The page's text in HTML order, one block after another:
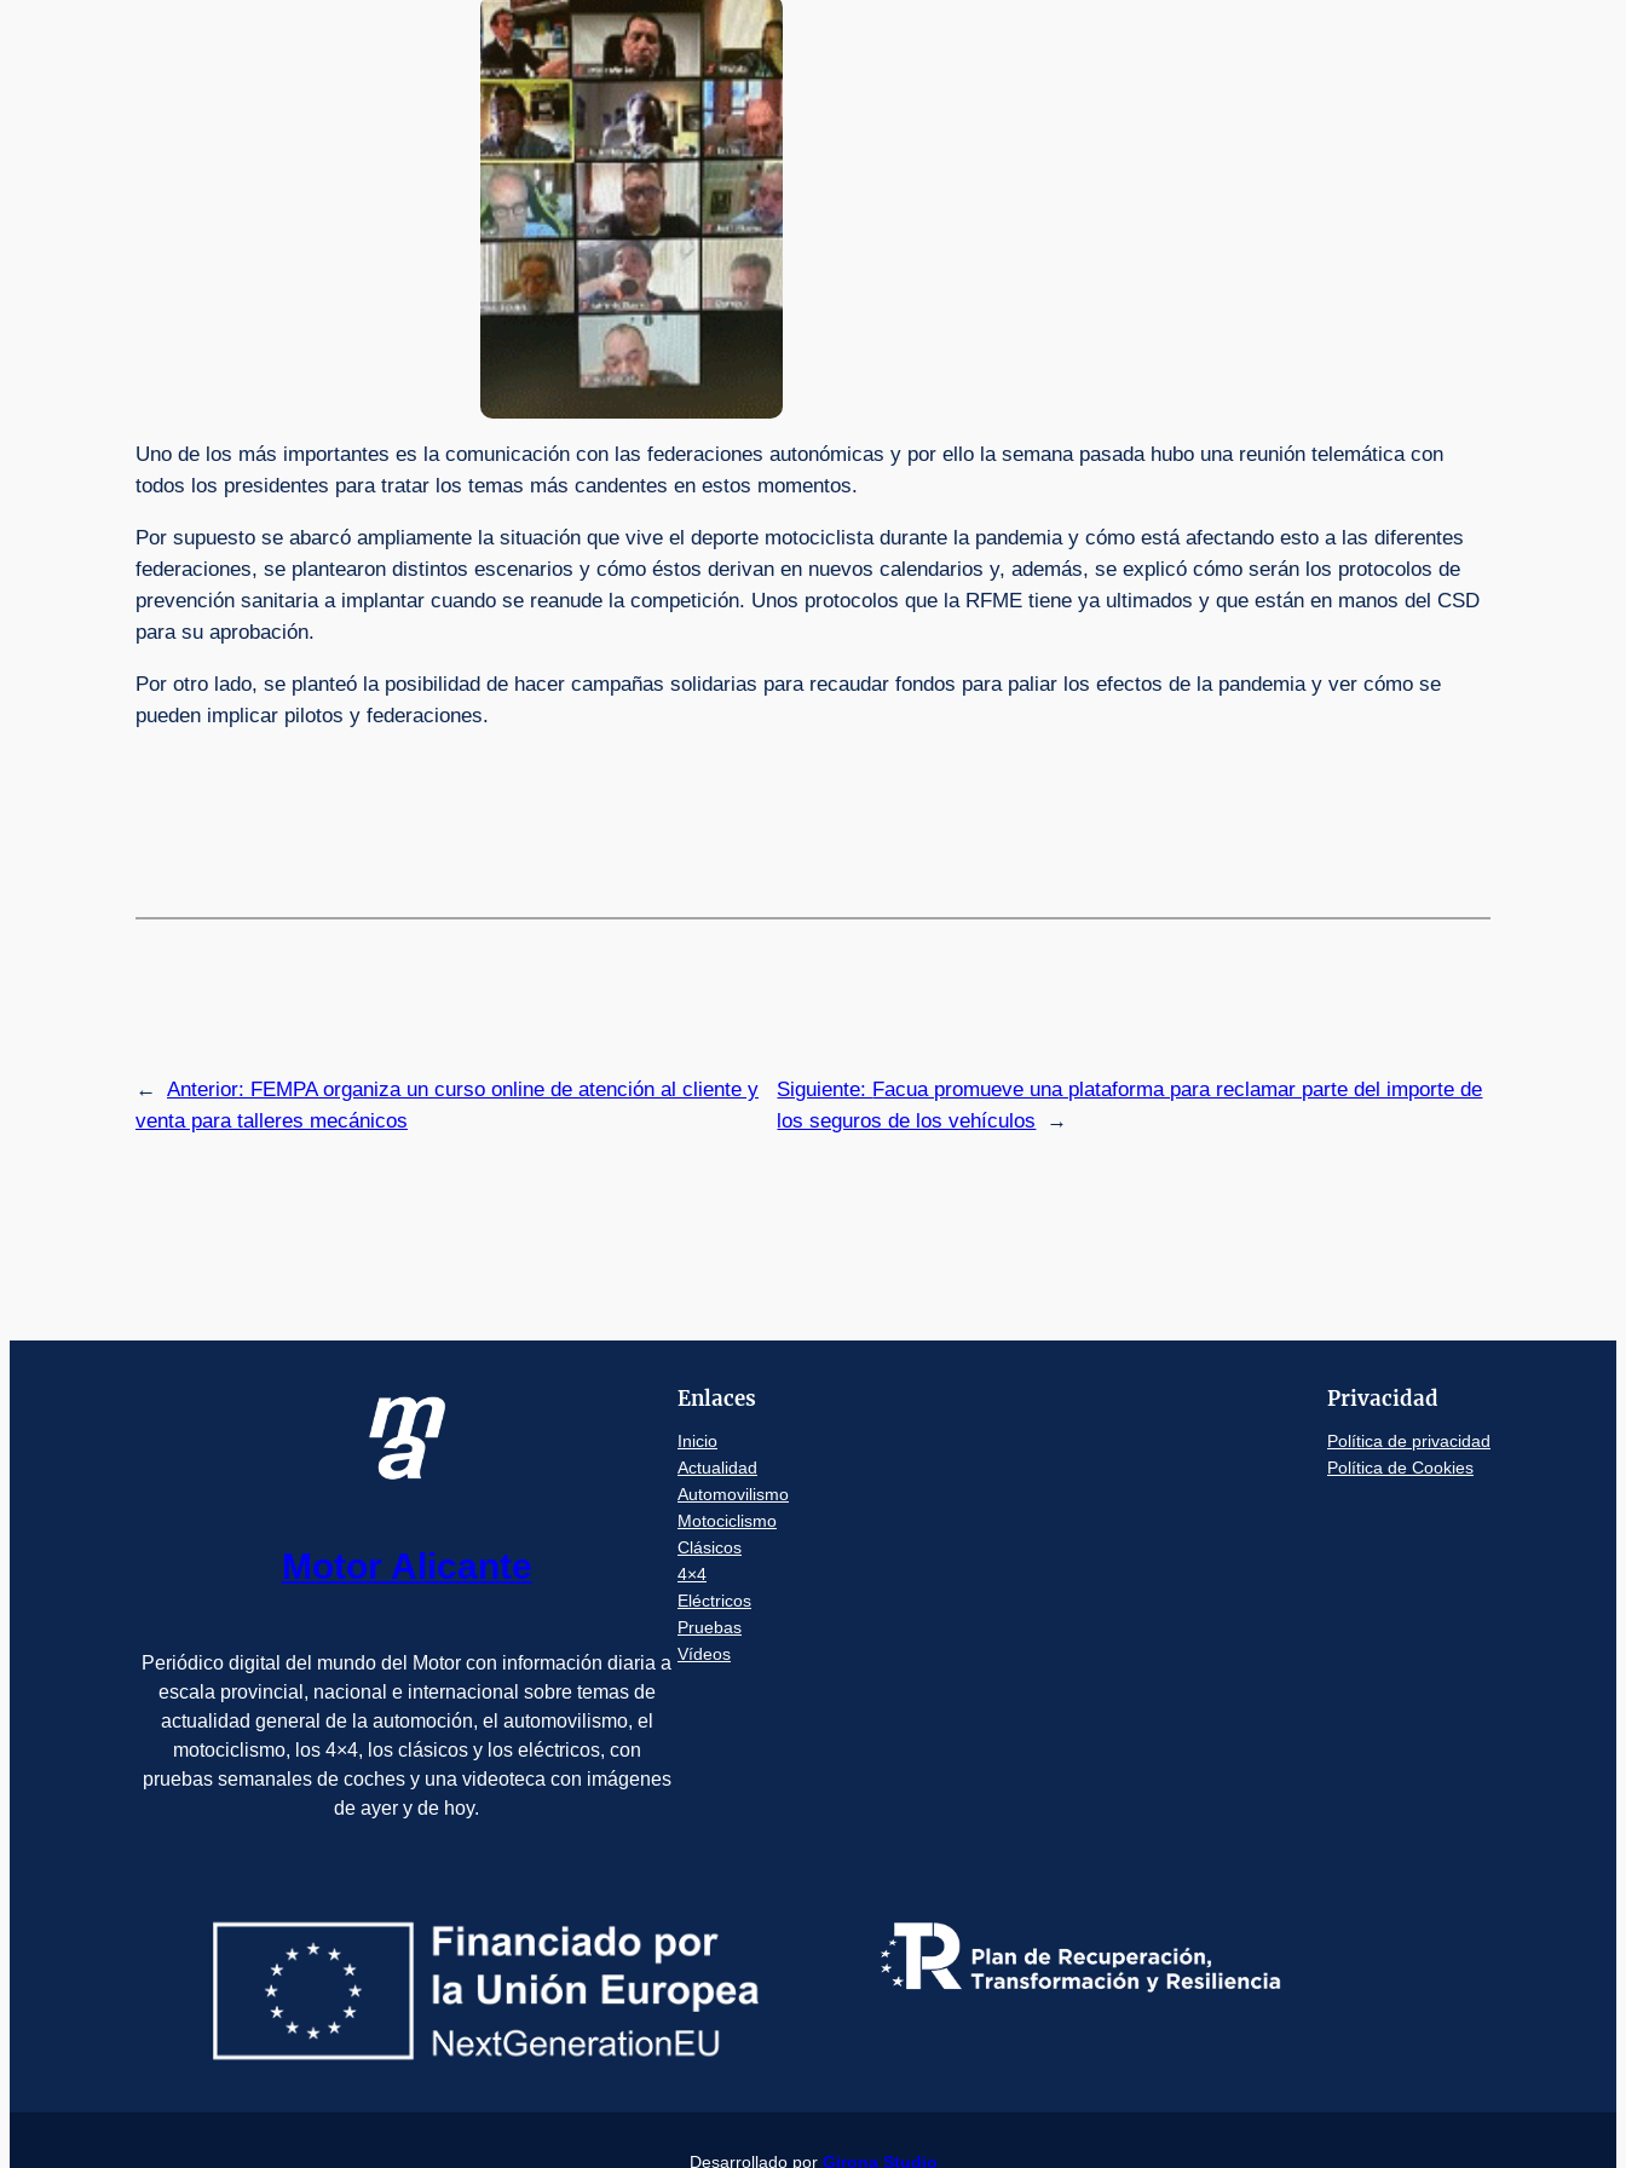
Uno de los más importantes es la comunicación con las federaciones autonómicas y por ello la semana pasada hubo una reunión telemática con
todos los presidentes para tratar los temas más candentes en estos momentos.
Por supuesto se abarcó ampliamente la situación que vive el deporte motociclista durante la pandemia y cómo está afectando esto a las diferentes
federaciones, se plantearon distintos escenarios y cómo éstos derivan en nuevos calendarios y, además, se explicó cómo serán los protocolos de
prevención sanitaria a implantar cuando se reanude la competición. Unos protocolos que la RFME tiene ya ultimados y que están en manos del CSD
para su aprobación.
Por otro lado, se planteó la posibilidad de hacer campañas solidarias para recaudar fondos para paliar los efectos de la pandemia y ver cómo se
pueden implicar pilotos y federaciones.
← Anterior: FEMPA organiza un curso online de atención al cliente y
venta para talleres mecánicos
Siguiente: Facua promueve una plataforma para reclamar parte del importe de
los seguros de los vehículos
→
Motor Alicante
Periódico digital del mundo del Motor con información diaria a
escala provincial, nacional e internacional sobre temas de
actualidad general de la automoción, el automovilismo, el
motociclismo, los 4×4, los clásicos y los eléctricos, con
pruebas semanales de coches y una videoteca con imágenes
de ayer y de hoy.
Enlaces
Inicio
Actualidad
Automovilismo
Motociclismo
Clásicos
4×4
Eléctricos
Pruebas
Vídeos
Privacidad
Política de privacidad
Política de Cookies
Desarrollado por Girona Studio